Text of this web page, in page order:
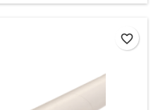
favorite_border